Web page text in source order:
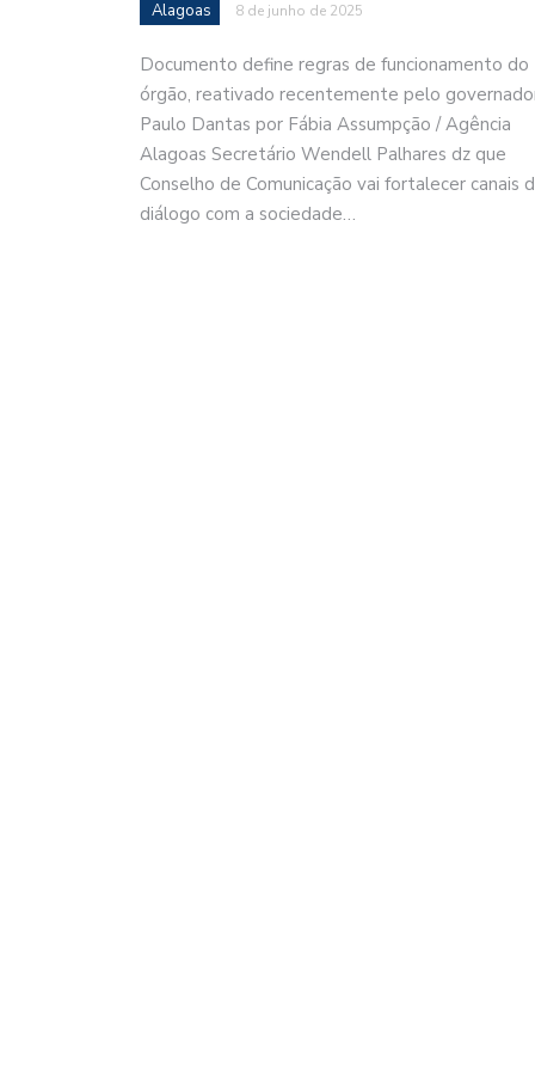
Alagoas 8 de junho de 2025
Documento define regras de funcionamento do
órgão, reativado recentemente pelo
Paulo Dantas por Fábia Assumpção / Agência
Alagoas Secretário Wendell Palhares dz que
Conselho de Comunicação vai fortalecer canais
diálogo com a sociedade…